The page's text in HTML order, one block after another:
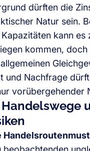
dürften die
Natur sein.
kann es
kommen, doch
und Nachfrage
vorübergehender